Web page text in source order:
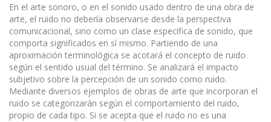
En el arte sonoro, o en el sonido usado dentro de una obra de
arte, el ruido no debería observarse desde la perspectiva
comunicacional, sino como un clase específica de sonido, que
comporta significados en sí mismo. Partiendo de una
aproximación terminológica se acotará el concepto de ruido
según el sentido usual del término. Se analizará el impacto
subjetivo sobre la percepción de un sonido como ruido.
Mediante diversos ejemplos de obras de arte que incorporan el
ruido se categorizarán según el comportamiento del ruido,
propio de cada tipo. Si se acepta que el ruido no es una